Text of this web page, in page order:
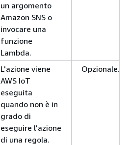
un argomento
Amazon SNS o
invocare una
funzione
Lambda.
L'azione viene
AWS IoT
eseguita
quando non è in
grado di
eseguire l'azione
di una regola.
Opzionale.